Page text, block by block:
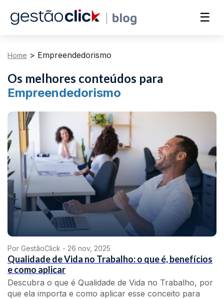
☰
Home > Empreendedorismo
Os melhores conteúdos para
Empreendedorismo
Por GestãoClick - 26 nov, 2025
Qualidade de Vida no Trabalho: o que é, benefícios
e como aplicar
Descubra o que é Qualidade de Vida no Trabalho, por
que ela importa e como aplicar esse conceito para